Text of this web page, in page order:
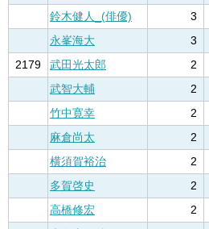
鈴木健人_(俳優)
3
永峯海大
3
2179
武田光太郎 2
武智大輔
2
竹中寛幸
2
麻倉尚太
2
横須賀裕治
2
多賀啓史
2
高橋修宏
2